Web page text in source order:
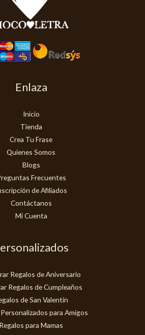
Enlaza
Inicio
Tienda
Crea Tu Frase
Quienes Somos
Blogs
Frecuentes
de Afiliados
Contáctanos
Mi Cuenta
Regalos de Aniversario
Regalos de Cumpleaños
de San Valentín
para Amigos
Regalos para Mamas